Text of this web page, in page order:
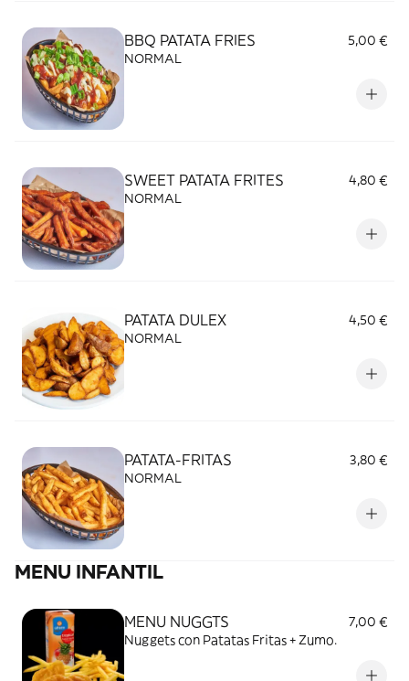
BBQ PATATA FRIES
5,00 €
NORMAL
SWEET PATATA FRITES
4,80 €
NORMAL
PATATA DULEX
4,50 €
NORMAL
PATATA-FRITAS
3,80 €
NORMAL
MENU INFANTIL
MENU NUGGTS
7,00 €
Nuggets con Patatas Fritas + Zumo.